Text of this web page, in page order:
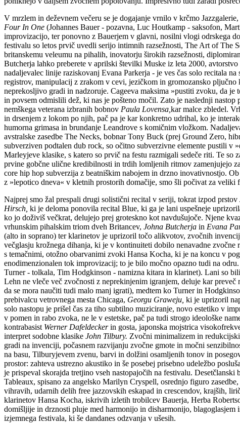
V mrzlem in deževnem večeru se je dogajanje vrnilo v krčmo
Four In One (Johannes Bauer - pozavna, Luc Houtkamp - saksofon,
improvizacijo, ter ponovno z Bauerjem v glavni, nosilni vlogi odrskega
festivalu so letos prvič uvedli serijo intimnih razsežnosti, The Art of The
britanskemu veleumu na pihalih, inovatorju širokih razsežnosti,
Butcherja lahko preberete v aprilski številki Muske iz leta 2000,
nadaljevalec linije raziskovanj Evana Parkerja - je ves čas solo recitala
registrov, manipulacij z zrakom v cevi, jezičkom in gromozansko
neprekosljivo gradi in nadzoruje. Cageeva maksima »pustiti zvoku, da
in povsem odmislili dež, ki nas je pošteno močil. Zato je naslednji
nemškega veterana izbranih bobnov Paula Lovensa, kar malce zbledel.
in drsenjem z lokom po njih, pač pa je kar konkretno udrihal, ko je
humorna grimasa in brundanje Leandrove s komičnim vložkom.
avstralske zasedbe The Necks, bobnar Tony Buck (prej Ground Zero,
subverziven podtalen dub rock, so očitno subverzivne elemente pustili v
Marleyjeve klasike, s katero so prvič na festu razmigali sedeče riti. Te so
prvine gobčne ulične kredibilnosti in trdih lomljenih ritmov zamenjujejo
core hip hop subverzija z beatniškim nabojem in drzno inovativnostjo.
z »lepotico dneva« v kletnih prostorih domačije, smo šli počivat za veliki
Najprej smo žal prespali drugi solistični recital v seriji, tokrat izpod
Hirsch, ki je deloma ponovila recital Blue, ki ga je lani uspešneje
ko jo doživiš večkrat, delujejo prej groteskno kot navdušujoče. Njene
vrhunskim pihalskim triom dveh Britancev, Johna Butcherja in Evana
(alto in soprano) ter klarinetov je uprizoril točo alikvotov, zvočnih
večglasju krožnega dihanja, ki je v kontinuiteti dobilo nenavadne
s temačnimi, otožno obarvanimi zvoki Hansa Kocha, ki je na koncu v
enodimenzionalen tok improvizacij; to je bilo močno opazno tudi na
Turner - tolkala, Tim Hodgkinson - namizna kitara in klarinet). Lani so
Lehn ne vleče več zvočnosti z neprekinjenim igranjem, deluje kar
da se mora naučiti tudi malo manj igrati), medtem ko Turner in
prebivalcu vetrovnega mesta Chicaga, Georgu Graweju, ki je uprizoril
solo nastopu je prišel čas za tiho subtilno muziciranje, novo estetiko v
v pomen in rabo zvoka, ne le v estetske, pač pa tudi strogo ideološke
kontrabasist Werner Dafeldeckerin gosta, japonska mojstrica
interpret sodobne klasike John Tilbury. Zvočni minimalizem in
gradi na invenciji, počasnem razvijanju zvočne gmote in močni
na basu, Tilburyjevem zvenu, barvi in dolžini osamljenih tonov in
prostor: zahteva ustrezno akustiko in še posebej prisebno udeležbo
je prispeval skorajda tretjino vseh nastopajočih na festivalu.
Tableaux, spisano za angelsko Marilyn Cryspell, osrednjo figuro
vihravih, udarnih delih free jazzovskih eskapad in crescendov, krajših,
klarinetov Hansa Kocha, iskrivih izletih trobilcev Bauerja, Herba
domišljije in drznosti pluje med harmonijo in disharmonijo,
izjemnega festivala, ki še dandanes odzvanja v ušesih.